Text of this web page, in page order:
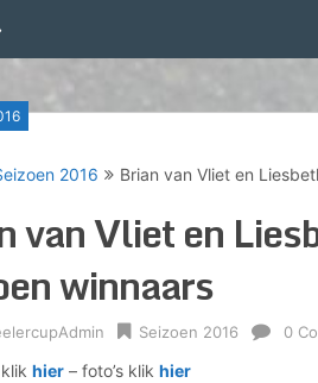
2016 Brian van Vliet en
van Vliet en
winnaars
Seizoen 2016 0
hier – foto’s klik hier